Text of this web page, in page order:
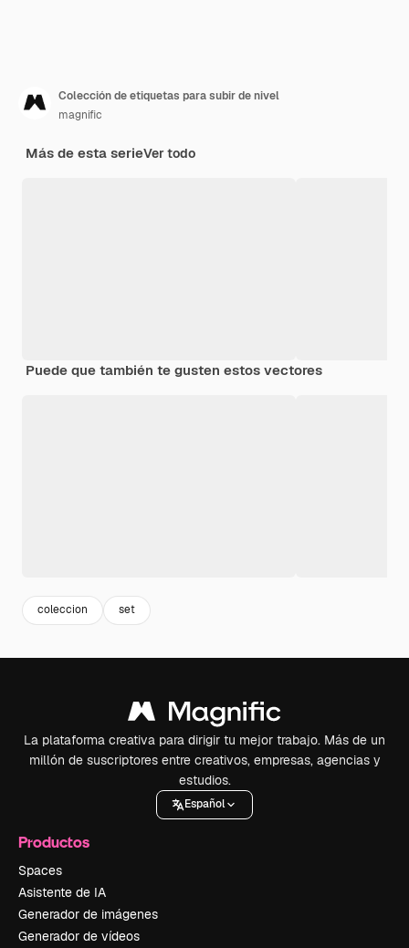
Colección de etiquetas para subir de nivel
magnific
Más de esta serieVer todo
Puede que también te gusten estos vectores
coleccion set
La plataforma creativa para dirigir tu mejor trabajo. Más de un
millón de suscriptores entre creativos, empresas, agencias y
estudios.
Español
Productos
Spaces
Asistente de IA
Generador de imágenes
Generador de vídeos